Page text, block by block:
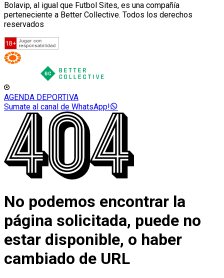
Bolavip, al igual que Futbol Sites, es una compañía
perteneciente a Better Collective. Todos los derechos
reservados
AGENDA DEPORTIVA
Sumate al canal de WhatsApp!
No podemos encontrar la
página solicitada, puede no
estar disponible, o haber
cambiado de URL